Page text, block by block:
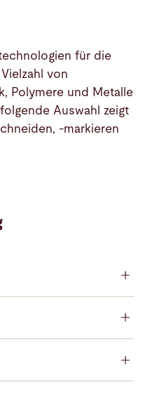
für die
von
Polymere und Metalle
Auswahl zeigt
-markieren